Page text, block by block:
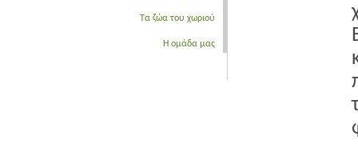
Τα ζώα του χωριού
Η ομάδα μας